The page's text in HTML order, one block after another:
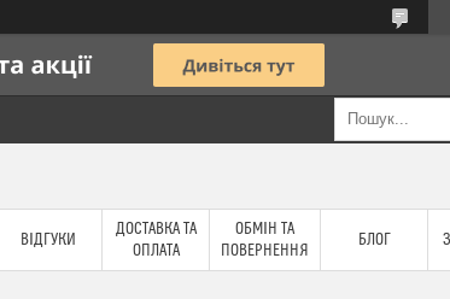
ВІДГУКИ
ДОСТАВКА ТА
ОПЛАТА
ОБМІН ТА
ПОВЕРНЕННЯ
БЛОГ